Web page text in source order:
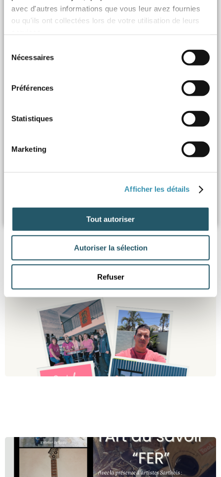
avec d'autres informations que vous leur avez fournies
ou qu'ils ont collectées lors de votre utilisation de leurs
Nécessaires
Préférences
Statistiques
Marketing
Afficher les détails
Tout autoriser
Autoriser la sélection
Refuser
NOS DERNIÈRES ACTUALITÉS